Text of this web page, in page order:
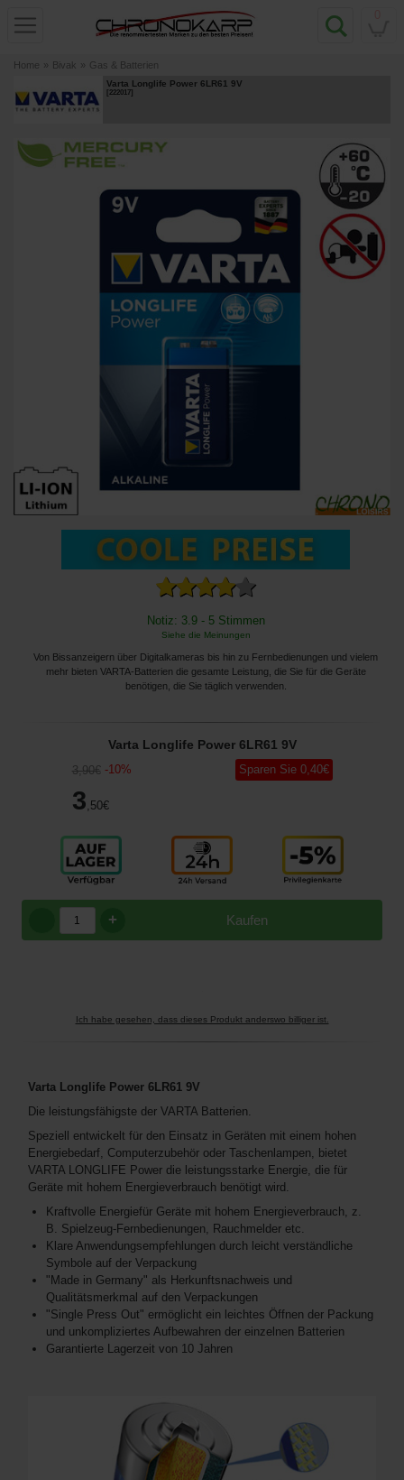
Home » Bivak » Gas & Batterien
Varta Longlife Power 6LR61 9V
[222017]
Notiz: 3.9 - 5 Stimmen
Siehe die Meinungen
Von Bissanzeigern über Digitalkameras bis hin zu Fernbedienungen und vielem
mehr bieten VARTA-Batterien die gesamte Leistung, die Sie für die Geräte
benötigen, die Sie täglich verwenden.
Varta Longlife Power 6LR61 9V
3,90€ -10%
3 ,50€
Sparen Sie 0,40€
Kaufen
+
Ich habe gesehen, dass dieses Produkt anderswo billiger ist.
Varta Longlife Power 6LR61 9V
Die leistungsfähigste der VARTA Batterien.
Speziell entwickelt für den Einsatz in Geräten mit einem hohen
Energiebedarf, Computerzubehör oder Taschenlampen, bietet
VARTA LONGLIFE Power die leistungsstarke Energie, die für
Geräte mit hohem Energieverbrauch benötigt wird.
Kraftvolle Energiefür Geräte mit hohem Energieverbrauch, z.
B. Spielzeug-Fernbedienungen, Rauchmelder etc.
Klare Anwendungsempfehlungen durch leicht verständliche
Symbole auf der Verpackung
"Made in Germany" als Herkunftsnachweis und
Qualitätsmerkmal auf den Verpackungen
"Single Press Out" ermöglicht ein leichtes Öffnen der Packung
und unkompliziertes Aufbewahren der einzelnen Batterien
Garantierte Lagerzeit von 10 Jahren